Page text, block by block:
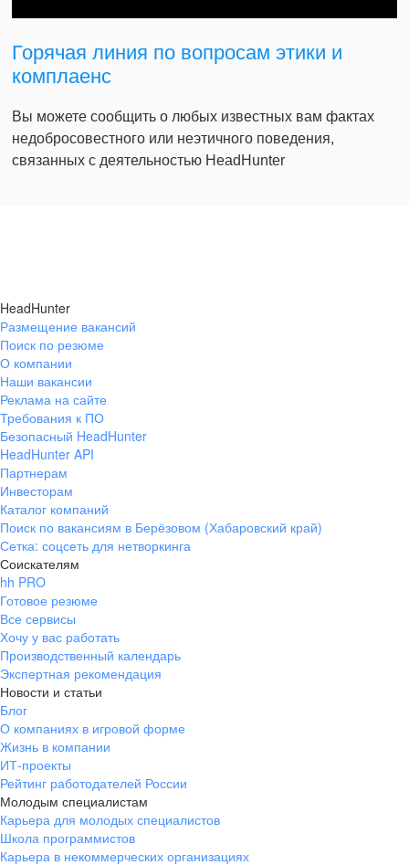
Горячая линия по вопросам этики и
комплаенс
Вы можете сообщить о любых известных вам фактах
недобросовестного или неэтичного поведения,
связанных с деятельностью HeadHunter
HeadHunter
Размещение вакансий
Поиск по резюме
О компании
Наши вакансии
Реклама на сайте
Требования к ПО
Безопасный HeadHunter
HeadHunter API
Партнерам
Инвесторам
Каталог компаний
Поиск по вакансиям в Берёзовом (Хабаровский край)
Сетка: соцсеть для нетворкинга
Соискателям
hh PRO
Готовое резюме
Все сервисы
Хочу у вас работать
Производственный календарь
Экспертная рекомендация
Новости и статьи
Блог
О компаниях в игровой форме
Жизнь в компании
ИТ-проекты
Рейтинг работодателей России
Молодым специалистам
Карьера для молодых специалистов
Школа программистов
Карьера в некоммерческих организациях